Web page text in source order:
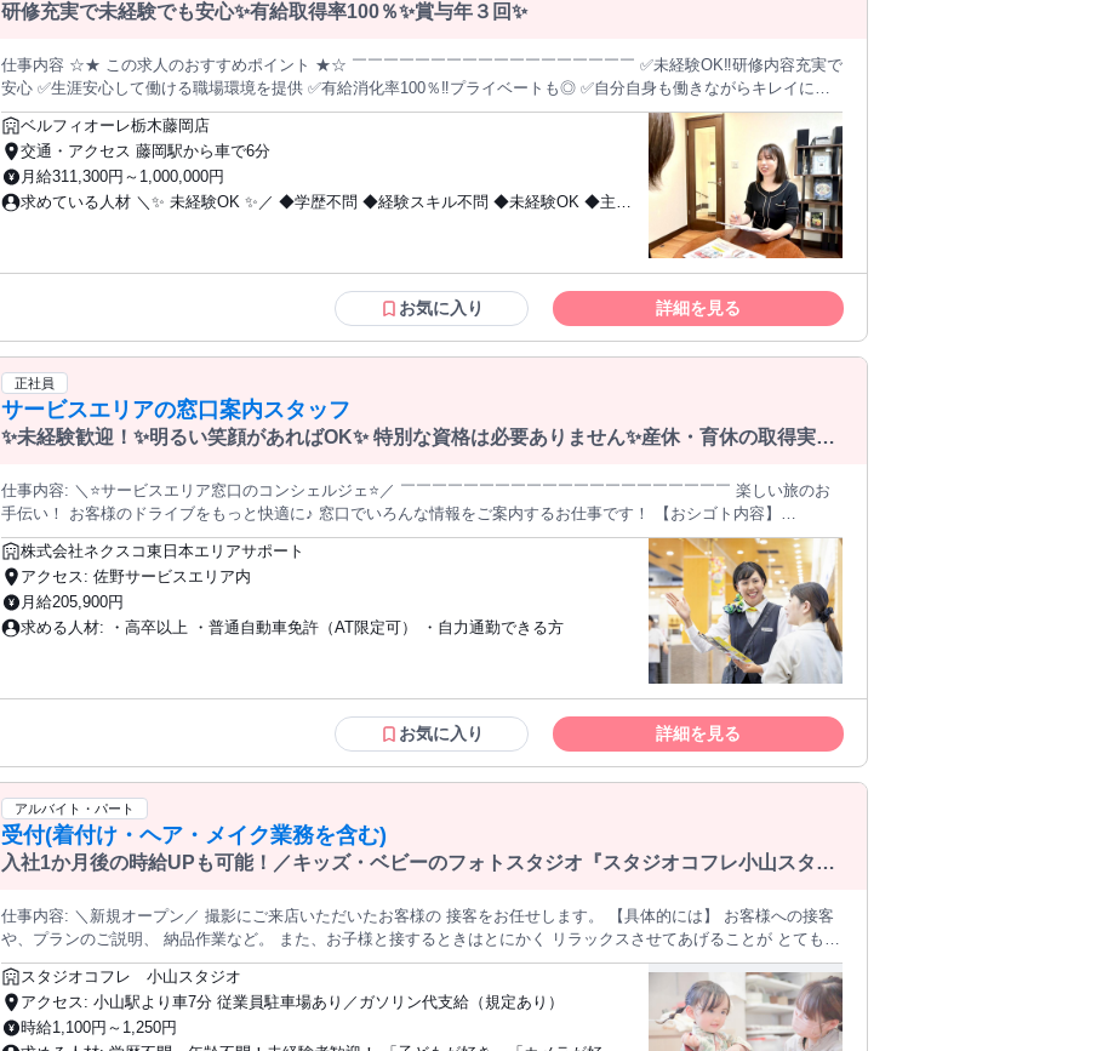
研修充実で未経験でも安心✨有給取得率100％✨賞与年３回✨
仕事内容 ☆★ この求人のおすすめポイント ★☆ ￣￣￣￣￣￣￣￣￣￣￣￣￣￣￣￣￣￣ ✅未経験OK‼研修内容充実で
安心 ✅生涯安心して働ける職場環境を提供 ✅有給消化率100％‼プライベートも◎ ✅自分自身も働きながらキレイにな
れる ✅福利厚生充実☆嬉しい社割制度も♪ ✅昇給賞与あり◎頑張りは正当に評価 ✅のれん分け制度でサロンオーナーも
目指せる ＼✨エステティシャン募集✨／ (カウンセラー候補兼セラピスト) ー お客様の美容悩みを解決し 施術を通じて
理想の美を 提供します。 【具体的には・・・】 ■カウンセリング ■施術 ■受付 ■接客 ■雑務 ■スタッフの教育とフォロ
ー ＜カウンセリング＞ 初めてのお客様や既存のお客様に 寄り添い、個々のニーズに応じた アドバイスを行います。
＜施術＞ 最新のマシンを使用し、効果的に お客様の希望に応えることが 求められます。施術の約90%は マシンを使用
＊＊＊＊＊＊＊＊ 当社は「すべての方に可能性がある」 をミッションにしており、女性も輝ける フィールドを提供し
た、社内では定期的な研修を 実施しており、未経験からスタートした スタッフも多数活躍中です◎ ゆくゆくは「のれ
ん分け制度」を活用して サロンオーナーになることも✨ 資金支援ありで年商2億円のオーナーも目指せます！ 社員一人
は問いません。 安心してご応募下さい✨ 弊社HP 応募前に必ずご覧ください！ ▼ https://bellefiore.co.jp/lp/recruit2026/
＊＊＊＊＊＊＊＊＊＊＊＊＊＊＊＊＊＊
ベルフィオーレ栃木藤岡店
交通・アクセス 藤岡駅から車で6分
月給311,300円～1,000,000円
求めている人材 ＼✨ 未経験OK ✨／ ◆学歴不問 ◆経験スキル不問 ◆未経験OK ◆主婦
あり、 未経験でも挑戦したい ◆安定収入と成果に応じた報酬を希望 ◆自分自身もキ
━━━━━━━━━━━━━━━━ ◆美容業界に興味がある ◆人と話すのが好きな方
◆お客様に寄り添える方 ◆子育てが落ち着いて希望している 仕事でお金を稼ぎたい方
✨================✨ 人柄重視の選考なので 1度面接に来てみませんか？ 『仕事
内容を詳しく聞いてみたい』 でも大丈夫です。 ご応募お待ちしております。 これま
での経験や知識、 スキル、年齢など一切不問◎ ✨================✨
お気に入り 詳細を見る
正社員
サービスエリアの窓口案内スタッフ
✨未経験歓迎！✨明るい笑顔があればOK✨ 特別な資格は必要ありません✨産休・育休の取得実績
電話でもOK!
仕事内容: ＼⭐サービスエリア窓口のコンシェルジェ⭐／ ￣￣￣￣￣￣￣￣￣￣￣￣￣￣￣￣￣￣￣￣￣ 楽しい旅のお
手伝い！ お客様のドライブをもっと快適に♪ 窓口でいろんな情報をご案内するお仕事です！ 【おシゴト内容】
୨୧┈┈┈┈┈┈┈┈┈┈┈┈┈┈┈┈┈୨୧ ✅ 高速道路の交通情報や料金をご案内！ ✅ 観光スポット＆グルメのご紹介
✅ お土産のちょっとした豆知識 ✅ その他、各種お客様対応 ୨୧┈┈┈┈┈┈┈┈┈┈┈┈┈┈┈┈┈୨୧ 仕事を通してド
ライバーさんや 観光客の方々に笑顔をお届け！！ 人と地域をつなぐ、この仕事ならではの やりがいを感じてみません
か♪
株式会社ネクスコ東日本エリアサポート
アクセス: 佐野サービスエリア内
月給205,900円
求める人材: ・高卒以上 ・普通自動車免許（AT限定可） ・自力通勤できる方
お気に入り 詳細を見る
アルバイト・パート
受付(着付け・ヘア・メイク業務を含む)
入社1か月後の時給UPも可能！／キッズ・ベビーのフォトスタジオ『スタジオコフレ小山スタジ
仕事内容: ＼新規オープン／ 撮影にご来店いただいたお客様の 接客をお任せします。 【具体的には】 お客様への接客
や、プランのご説明、 納品作業など。 また、お子様と接するときはとにかく リラックスさせてあげることが とても大
切になります。 好きなことや興味のある話題を引き出してあげ たりしながら、ご自身も常にテンション高く 笑顔で楽
しく接してあげることが 最重要ポイントです！ 体力勝負なところもありますが、 トラブルなく撮影がスムーズに終わ
り、 お子様の可愛い写真が出来上がると 達成感が格別です！ また、慣れてきたら、カメラアシスタントや ヘアメイク
アシスタント、着付けアシスタント にも挑戦できますよ。
スタジオコフレ 小山スタジオ
アクセス: 小山駅より車7分 従業員駐車場あり／ガソリン代支給（規定あり）
時給1,100円～1,250円